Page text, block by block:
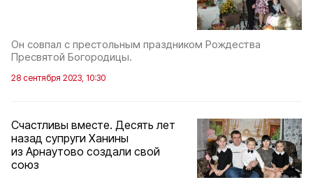
Он совпал с престольным праздником Рождества
Пресвятой Богородицы.
28 сентября 2023, 10:30
Счастливы вместе. Десять лет
назад супруги Ханины
из Арнаутово создали свой
союз